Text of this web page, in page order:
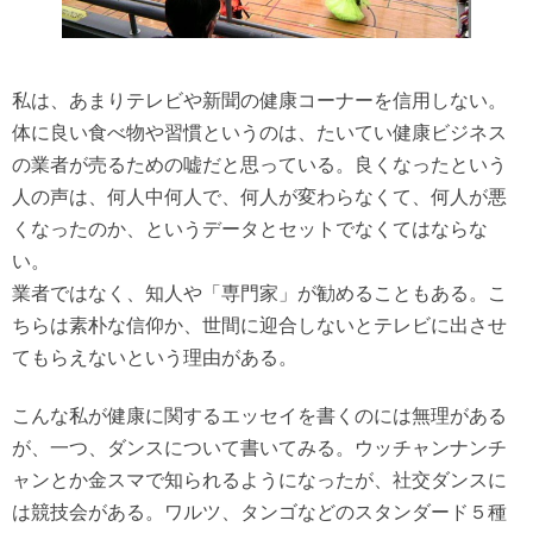
私は、あまりテレビや新聞の健康コーナーを信用しない。
体に良い食べ物や習慣というのは、たいてい健康ビジネス
の業者が売るための嘘だと思っている。良くなったという
人の声は、何人中何人で、何人が変わらなくて、何人が悪
くなったのか、というデータとセットでなくてはならな
い。
業者ではなく、知人や「専門家」が勧めることもある。こ
ちらは素朴な信仰か、世間に迎合しないとテレビに出させ
てもらえないという理由がある。
こんな私が健康に関するエッセイを書くのには無理がある
が、一つ、ダンスについて書いてみる。ウッチャンナンチ
ャンとか金スマで知られるようになったが、社交ダンスに
は競技会がある。ワルツ、タンゴなどのスタンダード５種